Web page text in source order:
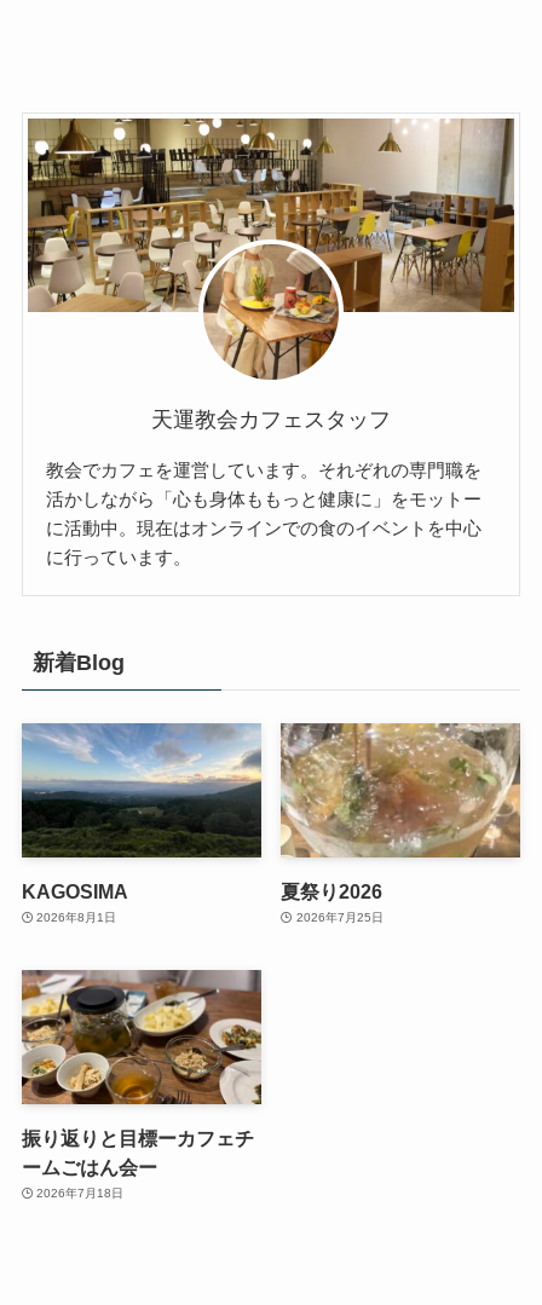
天運教会カフェスタッフ
教会でカフェを運営しています。それぞれの専門職を
活かしながら「心も身体ももっと健康に」をモットー
に活動中。現在はオンラインでの食のイベントを中心
に行っています。
新着Blog
KAGOSIMA
2026年8月1日
夏祭り2026
2026年7月25日
振り返りと目標ーカフェチ
ームごはん会ー
2026年7月18日